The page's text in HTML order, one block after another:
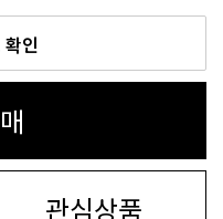
인
관심상품